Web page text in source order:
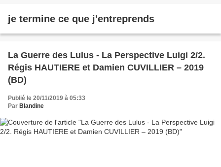
je termine ce que j'entreprends
La Guerre des Lulus - La Perspective Luigi 2/2.
Régis HAUTIERE et Damien CUVILLIER – 2019
(BD)
Publié le 20/11/2019 à 05:33
Par Blandine